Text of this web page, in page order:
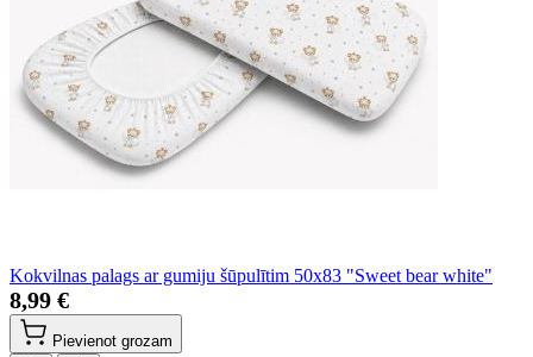
Kokvilnas palags ar gumiju šūpulītim 50x83 "Sweet bear white"
8,99 €
Pievienot grozam